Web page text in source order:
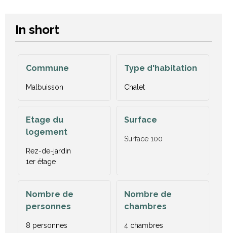
In short
Commune
Malbuisson
Type d'habitation
Chalet
Etage du
logement
Rez-de-jardin
1er étage
Surface
Surface 100
Nombre de
personnes
8 personnes
Nombre de
chambres
4 chambres